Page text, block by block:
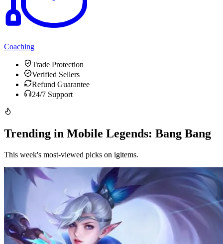
Coaching
Trade Protection
Verified Sellers
Refund Guarantee
24/7 Support
Trending in Mobile Legends: Bang Bang
This week's most-viewed picks on igitems.